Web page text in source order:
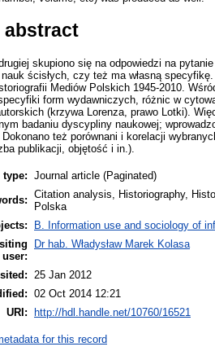
abstract
skupiono się na odpowiedzi na
ścisłych, czy też ma własną
Mediów Polskich 1945-2010.
form wydawniczych, różnic w
(krzywa Lorenza, prawo Lotki).
badaniu dyscypliny naukowej;
też porównani i korelacji
publikacji, objętość i in.).
type:
Journal article (Paginated)
Citation analysis, Historiography,
Polska
B. Information use and sociology of
user:
Dr hab. Władysław Marek Kolasa
25 Jan 2012
02 Oct 2014 12:21
URI:
http://hdl.handle.net/10760/16521
for this record